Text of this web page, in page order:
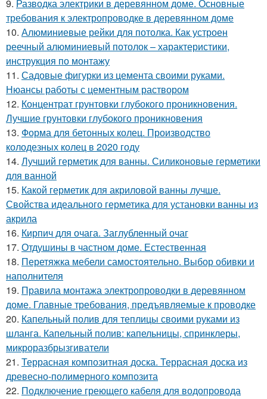
9. Разводка электрики в деревянном доме. Основные
требования к электропроводке в деревянном доме
10. Алюминиевые рейки для потолка. Как устроен
реечный алюминиевый потолок – характеристики,
инструкция по монтажу
11. Садовые фигурки из цемента своими руками.
Нюансы работы с цементным раствором
12. Концентрат грунтовки глубокого проникновения.
Лучшие грунтовки глубокого проникновения
13. Форма для бетонных колец. Производство
колодезных колец в 2020 году
14. Лучший герметик для ванны. Силиконовые герметики
для ванной
15. Какой герметик для акриловой ванны лучше.
Свойства идеального герметика для установки ванны из
акрила
16. Кирпич для очага. Заглубленный очаг
17. Отдушины в частном доме. Естественная
18. Перетяжка мебели самостоятельно. Выбор обивки и
наполнителя
19. Правила монтажа электропроводки в деревянном
доме. Главные требования, предъявляемые к проводке
20. Капельный полив для теплицы своими руками из
шланга. Капельный полив: капельницы, спринклеры,
микроразбрызгиватели
21. Террасная композитная доска. Террасная доска из
древесно-полимерного композита
22. Подключение греющего кабеля для водопровода